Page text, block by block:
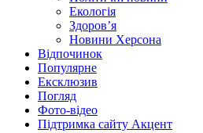
Екологія
Здоров’я
Новини Херсона
Відпочинок
Популярне
Ексклюзив
Погляд
Фото-відео
Підтримка сайту Акцент